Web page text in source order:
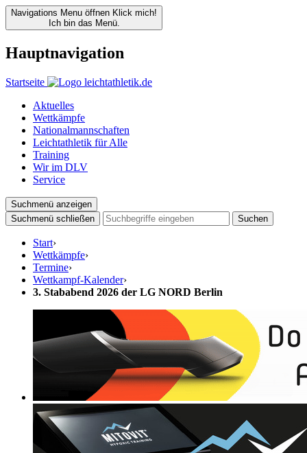
Navigations Menu öffnen Klick mich!
Ich bin das Menü.
Hauptnavigation
Startseite
Aktuelles
Wettkämpfe
Nationalmannschaften
Leichtathletik für Alle
Training
Wir im DLV
Service
Suchmenü anzeigen
Suchmenü schließen
Suchen
Start›
Wettkämpfe›
Termine›
Wettkampf-Kalender›
3. Stababend 2026 der LG NORD Berlin